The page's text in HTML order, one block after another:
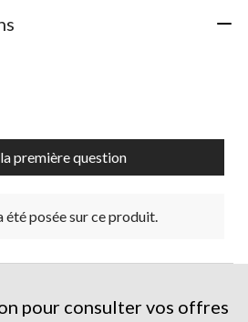
posée sur ce produit.
première question
été posée sur ce produit.
pour consulter vos offres